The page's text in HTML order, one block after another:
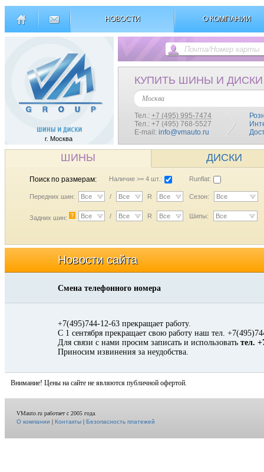
НОВОСТИ О КОМПАНИИ
г. Москва
КУПИТЬ ШИНЫ И ДИСКИ
Москва
Тел.: +7 (495) 995-7474
Тел.: +7 (495) 768-5527
E-mail: info@vmauto.ru
ШИНЫ ДИСКИ
Поиск по размерам: Наличие >= 4 шт.: Runflat:
Передних шин: Все / Все R Все Сезон: Все
Задних шин: ? Все / Все R Все Шипы: Все
Новости сайта
Смена телефонного номера
+7(495)744-12-63 прекращает работу.
С 1 сентября прекращает свою работу наш тел.
Для связи с нами просим записать и использовать тел.
Приносим извинения за неудобства.
Внимание! Цены на сайте не являются публичной офертой.
VMauto.ru работает с 2005 года.
О компании|Контакты|Безопасность платежей